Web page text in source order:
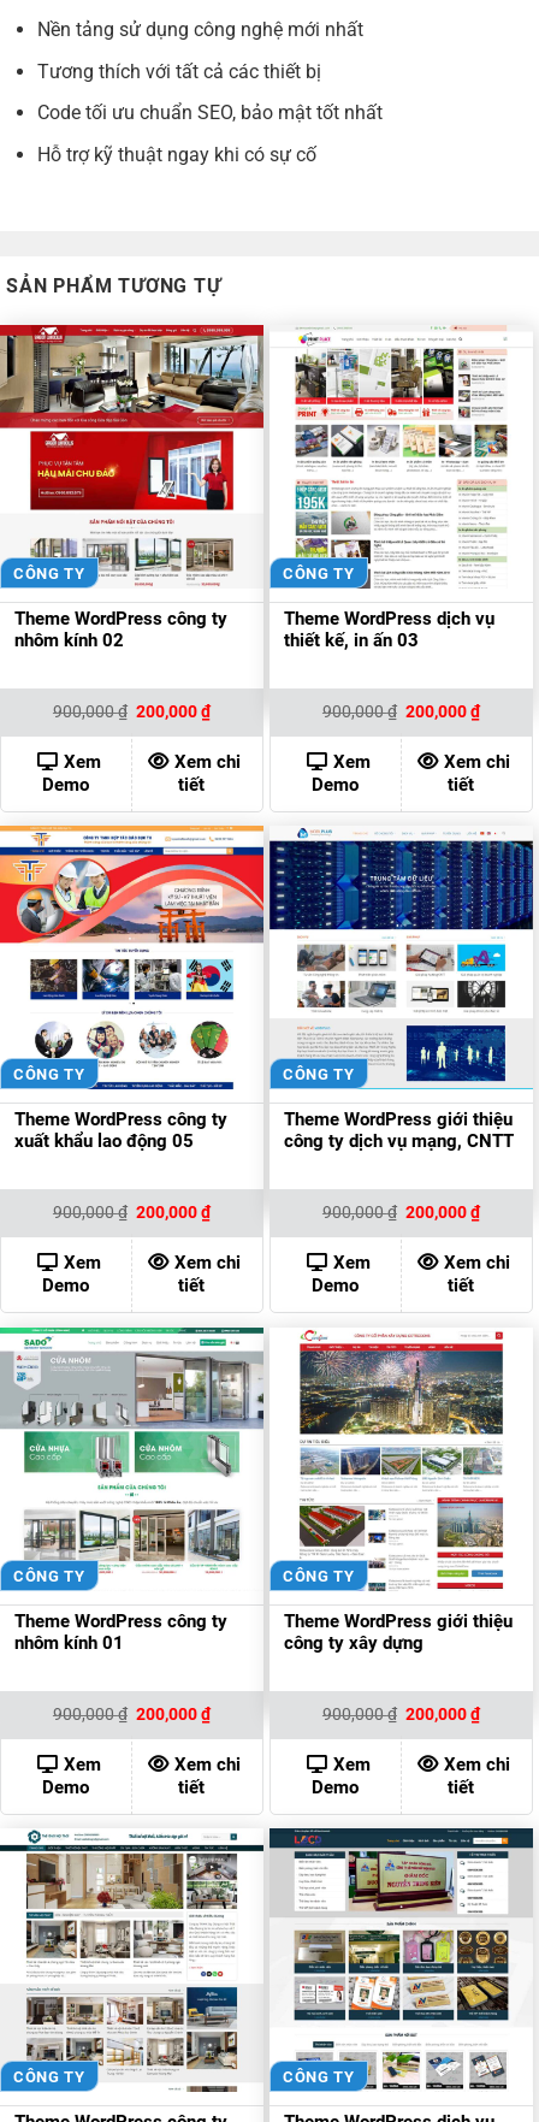
Nền tảng sử dụng công nghệ mới nhất
Tương thích với tất cả các thiết bị
Code tối ưu chuẩn SEO, bảo mật tốt nhất
Hỗ trợ kỹ thuật ngay khi có sự cố
SẢN PHẨM TƯƠNG TỰ
CÔNG TY
Theme WordPress công ty
nhôm kính 02
900,000₫ Giá
gốc
là:
900,000 ₫.
200,000₫Giá
hiện
tại
là:
200,000 ₫.
Xem
Demo
Xem chi
tiết
CÔNG TY
Theme WordPress dịch vụ
thiết kế, in ấn 03
900,000₫ Giá
gốc
là:
900,000 ₫.
200,000₫Giá
hiện
tại
là:
Xem
Demo
Xem chi
tiết
CÔNG TY
Theme WordPress công ty
xuất khẩu lao động 05
900,000₫ Giá
là:
900,000 ₫.
200,000₫Giá
hiện
tại
là:
200,000 ₫.
Xem
Demo
Xem chi
tiết
CÔNG TY
Theme WordPress giới thiệu
công ty dịch vụ mạng, CNTT
900,000₫ Giá
là:
900,000 ₫.
200,000₫Giá
hiện
tại
là:
Xem
Demo
Xem chi
tiết
CÔNG TY
Theme WordPress công ty
nhôm kính 01
900,000₫ Giá
gốc
là:
900,000 ₫.
200,000₫Giá
hiện
tại
là:
200,000 ₫.
Xem
Demo
Xem chi
tiết
CÔNG TY
Theme WordPress giới thiệu
công ty xây dựng
900,000₫ Giá
gốc
là:
900,000 ₫.
200,000₫Giá
hiện
tại
là:
Xem
Demo
Xem chi
tiết
CÔNG TY CÔNG TY